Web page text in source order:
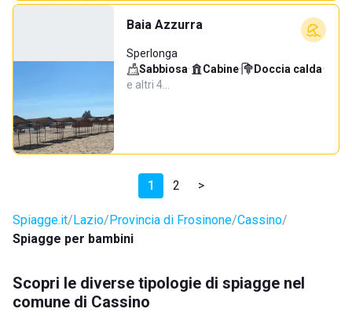
Baia Azzurra
Sperlonga
Sabbiosa· Cabine· Doccia calda·
e altri 4…
1 2 >
Spiagge.it Lazio Provincia di Frosinone Cassino
Spiagge per bambini
Scopri le diverse tipologie di spiagge nel
comune di Cassino